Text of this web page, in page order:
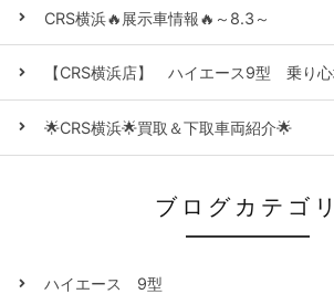
CRS横浜🔥展示車情報🔥～8.3～
【CRS横浜店】 ハイエース9型 乗り
🌟CRS横浜🌟買取＆下取車両紹介🌟
ブログカテゴリ
ハイエース 9型